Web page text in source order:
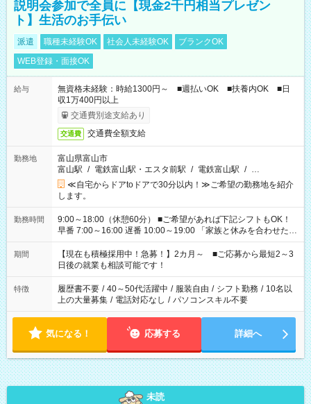
説明会参加で全員に【現金2千円相当プレゼン
ト】生活のお手伝い
派遣 職種未経験OK 社会人未経験OK
ブランクOK
WEB登録・面接OK
給与
無資格未経験：時給1300円～ ■週払いOK ■扶養内OK ■日
収1万400円以上
交通費別途支給あり
交通費 交通費全額支給
勤務地
富山県富山市
富山駅 / 電鉄富山駅・エスタ前駅 / 電鉄富山駅 / …
≪自宅からドアtoドアで30分以内！≫ご希望の勤務地を紹介
します。
勤務時間
9:00～18:00（休憩60分） ■ご希望があれば下記シフトもOK！
早番 7:00～16:00 遅番 10:00～19:00 「家族と休みを合わせた
い」 「余裕を持って夕飯の準備がしたい」 「できれば残業はし
たくない」 など、ご希望を教えてくださいね。 ※Wワーク希望
の方へ 今ご覧のお仕事で希望する勤務時間と、もう1つのお仕事
の勤務時間。 合計で週40時間を超える場合は応募できません。
期間
【現在も積極採用中！急募！】2カ月～ ■ご応募から最短2～3
日後の就業も相談可能です！
特徴 履歴書不要 / 40～50代活躍中 / 服装自由 / シフト勤務 / 10名以
上の大量募集 / 電話対応なし / パソコンスキル不要
気になる！ 応募する 詳細へ
未読